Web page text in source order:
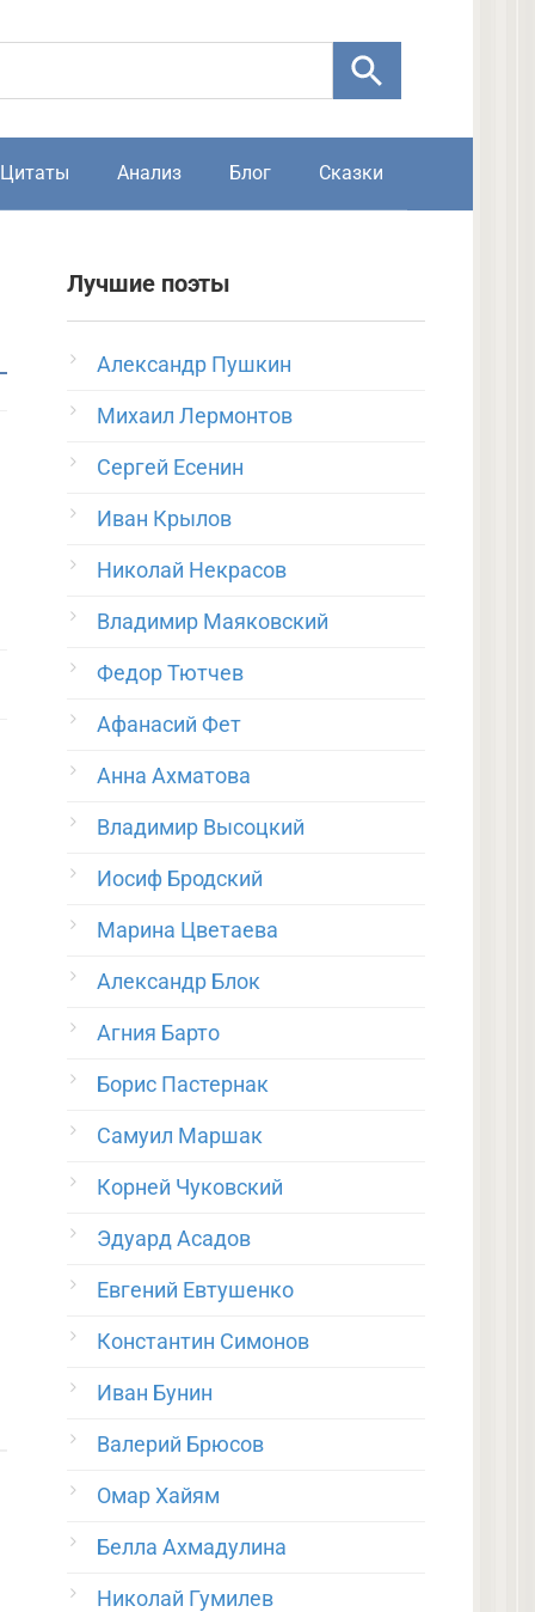
Цитаты Анализ Блог Сказки
Лучшие поэты
Александр Пушкин
Михаил Лермонтов
Сергей Есенин
Иван Крылов
Николай Некрасов
Владимир Маяковский
Федор Тютчев
Афанасий Фет
Анна Ахматова
Владимир Высоцкий
Иосиф Бродский
Марина Цветаева
Александр Блок
Агния Барто
Борис Пастернак
Самуил Маршак
Корней Чуковский
Эдуард Асадов
Евгений Евтушенко
Константин Симонов
Иван Бунин
Валерий Брюсов
Омар Хайям
Белла Ахмадулина
Николай Гумилев